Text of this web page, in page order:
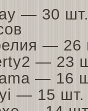
— 30
—
— 23
— 16
— 15